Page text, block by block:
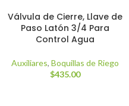
Válvula de Cierre, Llave de
Paso Latón 3/4 Para
Control Agua
Auxiliares, Boquillas de Riego
$435.00